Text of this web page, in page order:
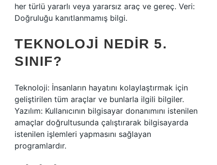
her türlü yararlı veya yararsız araç ve gereç. Veri:
Doğruluğu kanıtlanmamış bilgi.
TEKNOLOJI NEDIR 5.
SINIF?
Teknoloji: İnsanların hayatını kolaylaştırmak için
geliştirilen tüm araçlar ve bunlarla ilgili bilgiler.
Yazılım: Kullanıcının bilgisayar donanımını istenilen
amaçlar doğrultusunda çalıştırarak bilgisayarda
istenilen işlemleri yapmasını sağlayan
programlardır.